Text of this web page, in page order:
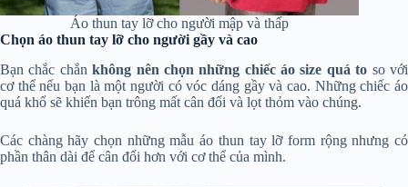
Áo thun tay lỡ cho người mập và thấp
Chọn áo thun tay lỡ cho người gầy và cao
Bạn chắc chắnkhông nên chọn những chiếc áo size quá to so với
cơ thể nếu bạn là một người có vóc dáng gầy và cao. Những chiếc áo
quá khổ sẽ khiến bạn trông mất cân đối và lọt thỏm vào chúng.
Các chàng hãy chọn những mẫu áo thun tay lỡ form rộng nhưng có
phần thân dài để cân đối hơn với cơ thể của mình.